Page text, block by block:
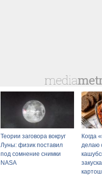
Теории заговора вокруг
Луны: физик поставил
под сомнение снимки
NASA
Когда
делаю